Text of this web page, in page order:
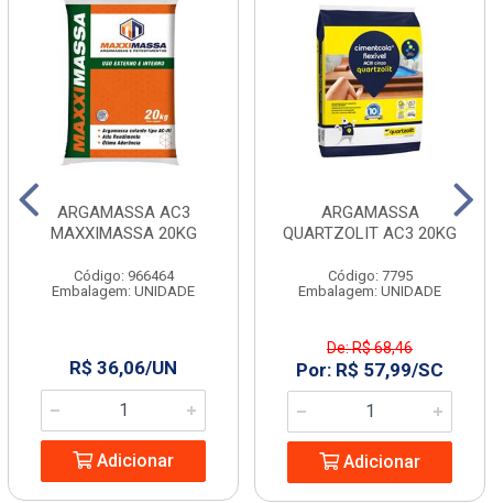
ARGAMASSA AC3
MAXXIMASSA 20KG
Código: 966464
Embalagem: UNIDADE
R$ 36,06/UN
Adicionar
ARGAMASSA
QUARTZOLIT AC3 20KG
Código: 7795
Embalagem: UNIDADE
De: R$ 68,46
Por: R$ 57,99/SC
Adicionar